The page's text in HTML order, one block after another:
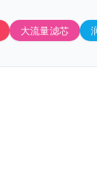
大流量滤芯